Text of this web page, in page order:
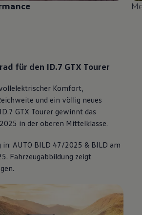
für den ID.7 GTX Tourer
Komfort,
und ein völlig neues
GTX Tourer gewinnt das
in der oberen Mittelklasse.
AUTO BILD 47/2025 & BILD am
Fahrzeugabbildung zeigt